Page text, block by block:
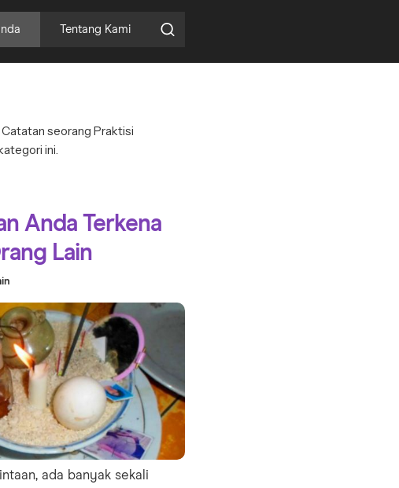
Tentang Kami
seorang Praktisi
ini.
Anda Terkena
Lain
ada banyak sekali